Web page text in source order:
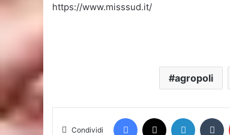
https://www.misssud.it/
agropoli
Condividi
Facebook LinkedIn